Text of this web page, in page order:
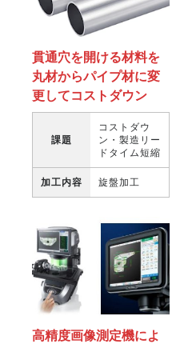
貫通穴を開ける材料を
丸材からパイプ材に変
更してコストダウン
課題
コストダウ
ン・製造リー
ドタイム短縮
加工内容 旋盤加工
高精度画像測定機によ